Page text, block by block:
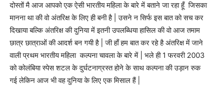
दोस्तों मै आज आपको एक ऐसी भारतीय महिला के बारे में बताने जा रहा हूँ जिसका
मानना था की वो अंतरिक्ष के लिए ही बनी है | उसने न सिर्फ इस बात को सच कर
दिखाया बल्कि अंतरिक्ष की दुनिया में इतनी उपलब्धिया हासिल की वो आज तमाम
छात्र छात्राओं की आदर्श बन गयी है | जी हाँ हम बात कर रहे है अंतरिक्ष में जाने
वाली प्रथम भारतीय महिला कल्पना चावला के बारे में | भले ही 1 फरवरी 2003
को कोलंबिया स्पेस शटल के दुर्घटनाग्रस्त होने के साथ कल्‍पना की उड़ान रुक
गई लेकिन आज भी वह दुनिया के लिए एक मिसाल हैं |